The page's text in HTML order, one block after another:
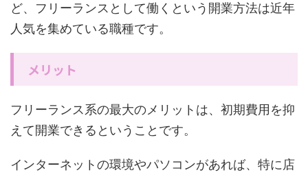
ど、フリーランスとして働くという開業方法は近年
人気を集めている職種です。
メリット
フリーランス系の最大のメリットは、初期費用を抑
えて開業できるということです。
インターネットの環境やパソコンがあれば、特に店